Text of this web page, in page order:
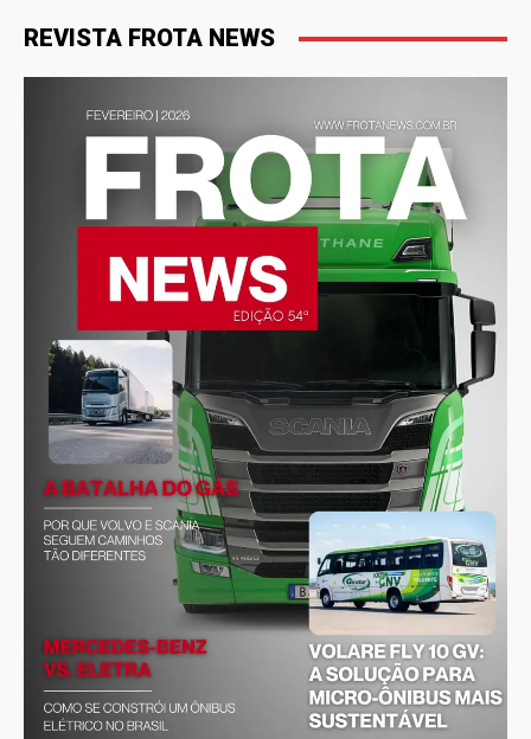
REVISTA FROTA NEWS